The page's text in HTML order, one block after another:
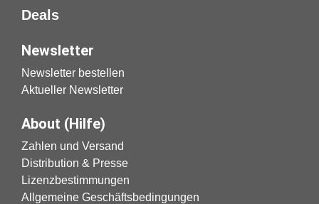
Deals
Newsletter
Newsletter bestellen
Aktueller Newsletter
About (Hilfe)
Zahlen und Versand
Distribution & Presse
Lizenzbestimmungen
Allgemeine Geschäftsbedingungen